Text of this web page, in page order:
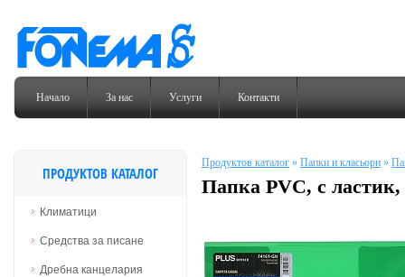
Начало За нас Услуги Контакти
ПРОДУКТОВ КАТАЛОГ
Климатици
Средства за писане
Дребна канцелария
Продуктов каталог » Папки и класьори »
Папка PVC, с ластик,